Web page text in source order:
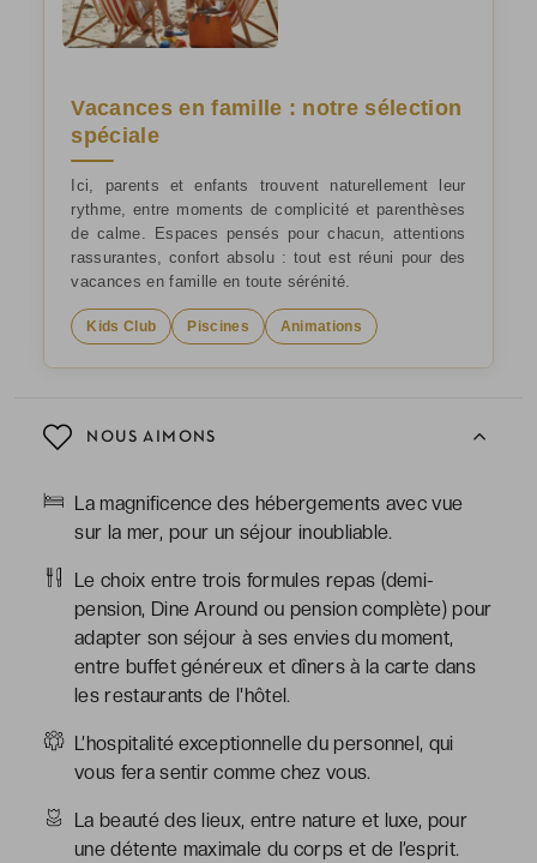
NOUS AIMONS
La magnificence des hébergements avec vue
sur la mer, pour un séjour inoubliable.
Le choix entre trois formules repas (demi-
pension, Dine Around ou pension complète) pour
adapter son séjour à ses envies du moment,
entre buffet généreux et dîners à la carte dans
les restaurants de l'hôtel.
L’hospitalité exceptionnelle du personnel, qui
vous fera sentir comme chez vous.
La beauté des lieux, entre nature et luxe, pour
une détente maximale du corps et de l’esprit.
Vacances en famille : notre sélection
spéciale
Ici, parents et enfants trouvent naturellement leur
rythme, entre moments de complicité et parenthèses
de calme. Espaces pensés pour chacun, attentions
rassurantes, confort absolu : tout est réuni pour des
vacances en famille en toute sérénité.
Kids Club Piscines Animations